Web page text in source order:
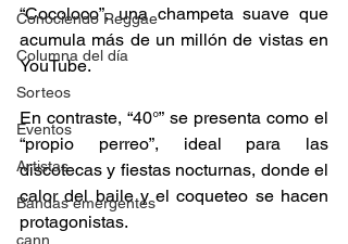
Conociendo Reggae
Columna del día
Sorteos
Eventos
Artistas
Bandas emergentes
cann
“Cocoloco”, una champeta suave que
acumula más de un millón de vistas en
YouTube.
En contraste, “40°” se presenta como el
“propio perreo”, ideal para las
discotecas y fiestas nocturnas, donde el
calor del baile y el coqueteo se hacen
protagonistas.